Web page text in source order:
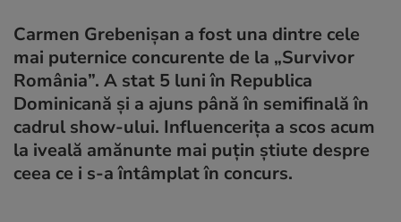
Carmen Grebenișan a fost una dintre cele
mai puternice concurente de la „Survivor
România”. A stat 5 luni în Republica
Dominicană și a ajuns până în semifinală în
cadrul show-ului. Influencerița a scos acum
la iveală amănunte mai puțin știute despre
ceea ce i s-a întâmplat în concurs.